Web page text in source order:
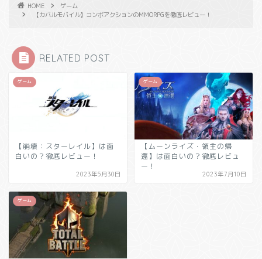
HOME
ゲーム
【カバルモバイル】コンボアクションのMMORPGを徹底レビュー！
RELATED POST
ゲーム
【崩壊：スターレイル】は面
白いの？徹底レビュー！
2023年5月30日
ゲーム
【ムーンライズ・領主の帰
還】は面白いの？徹底レビュ
ー！
2023年7月10日
ゲーム